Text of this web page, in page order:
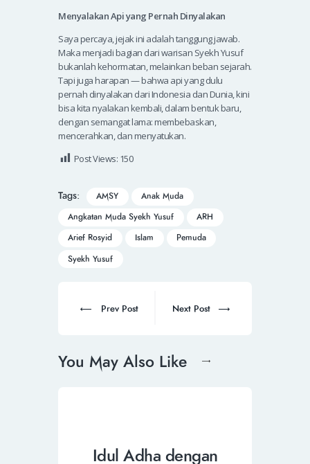
Menyalakan Api yang Pernah Dinyalakan
Saya percaya, jejak ini adalah tanggung jawab.
Maka menjadi bagian dari warisan Syekh Yusuf
bukanlah kehormatan, melainkan beban sejarah.
Tapi juga harapan — bahwa api yang dulu
pernah dinyalakan dari Indonesia dan Dunia, kini
bisa kita nyalakan kembali, dalam bentuk baru,
dengan semangat lama: membebaskan,
mencerahkan, dan menyatukan.
Post Views: 150
Tags: AMSY
Anak Muda
Angkatan Muda Syekh Yusuf
ARH
Arief Rosyid
Islam
Pemuda
Syekh Yusuf
Prev Post Next Post
You May Also Like
Idul Adha dengan